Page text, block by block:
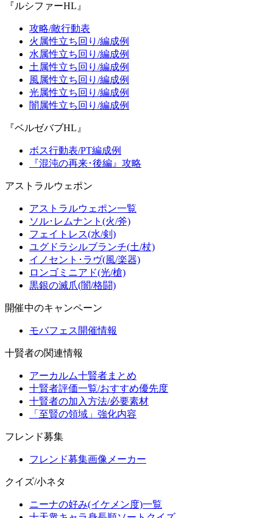
『ルシファーHL』
攻略/敵行動表
火属性立ち回り/編成例
水属性立ち回り/編成例
土属性立ち回り/編成例
風属性立ち回り/編成例
光属性立ち回り/編成例
闇属性立ち回り/編成例
『ベルゼバブHL』
ボス行動表/PT編成例
『混沌の再来･後編』攻略
アストラルウェポン
アストラルウェポン一覧
ソル･レムナント(火/斧)
フェイトレス(水/剣)
ユグドラシルブランチ(土/杖)
イノセント･ラヴ(風/楽器)
ロンゴミニアド(光/槍)
黒銀の滅爪(闇/格闘)
開催中のキャンペーン
モバフェス開催情報
十賢者の関連情報
アーカルム十賢者まとめ
十賢者評価一覧/おすすめ優先度
十賢者の加入方法/必要素材
「至賢の領域」強化内容
フレンド募集
フレンド募集画像メーカー
クイズ/小ネタ
ニーナの好み(イケメン度)一覧